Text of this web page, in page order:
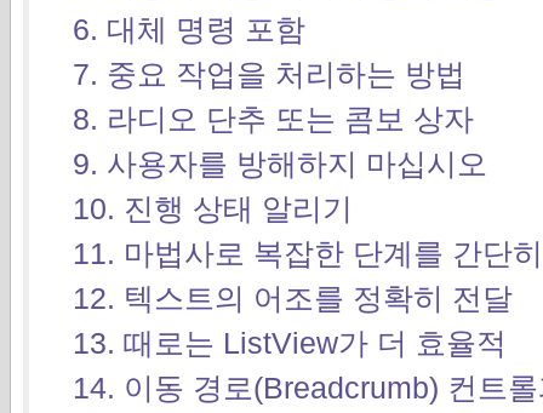
6. 대체 명령 포함
7. 중요 작업을 처리하는 방법
8. 라디오 단추 또는 콤보 상자
9. 사용자를 방해하지 마십시오
10. 진행 상태 알리기
11. 마법사로 복잡한 단계를 간단
12. 텍스트의 어조를 정확히 전달
13. 때로는 ListView가 더 효율적
14. 이동 경로(Breadcrumb) 컨트